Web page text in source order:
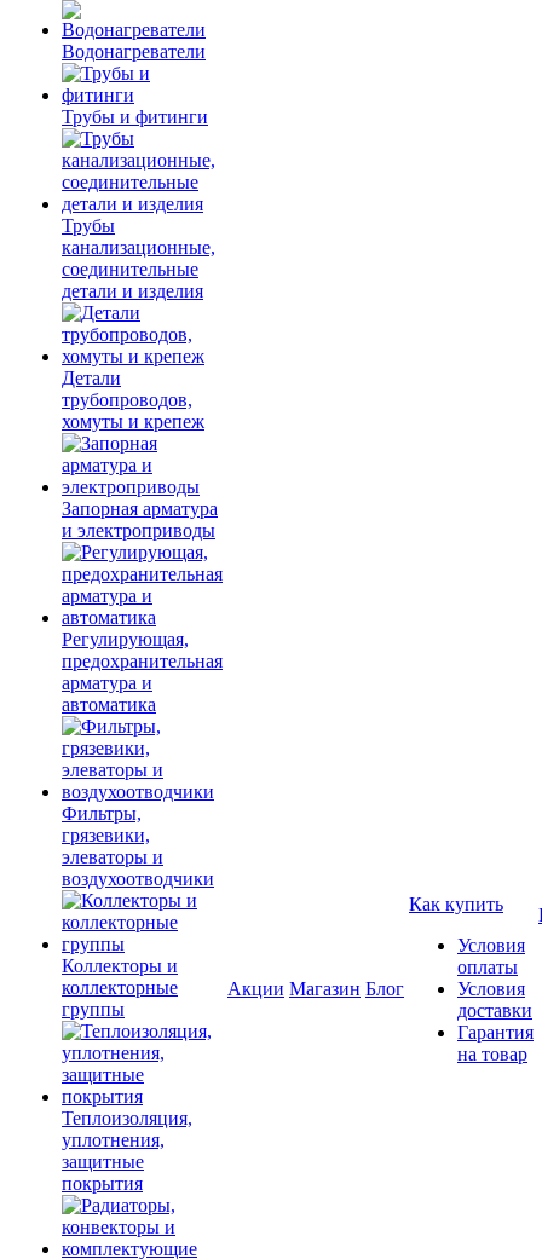
Водонагреватели
Трубы и фитинги
Трубы
канализационные,
соединительные
детали и изделия
Детали
трубопроводов,
хомуты и крепеж
Запорная арматура
и электроприводы
Регулирующая,
предохранительная
арматура и
автоматика
Фильтры,
грязевики,
элеваторы и
воздухоотводчики
Коллекторы и
коллекторные
группы
Теплоизоляция,
уплотнения,
защитные
покрытия
Акции Магазин Блог
Как купить
Условия
оплаты
Условия
доставки
Гарантия
на товар